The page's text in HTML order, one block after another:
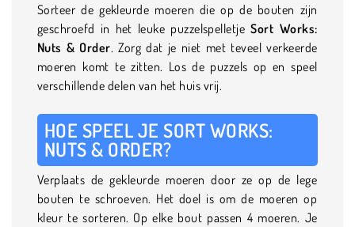
Sorteer de gekleurde moeren die op de bouten zijn
geschroefd in het leuke puzzelspelletjeSort Works:
Nuts & Order. Zorg dat je niet met teveel verkeerde
moeren komt te zitten. Los de puzzels op en speel
verschillende delen van het huis vrij.
HOE SPEEL JE SORT WORKS:
NUTS & ORDER?
Verplaats de gekleurde moeren door ze op de lege
bouten te schroeven. Het doel is om de moeren op
kleur te sorteren. Op elke bout passen 4 moeren. Je